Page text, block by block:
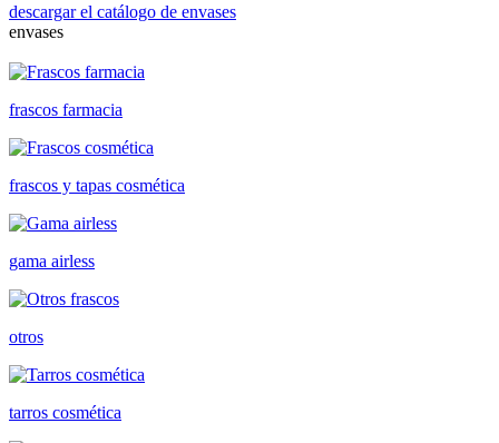
descargar el catálogo de envases
envases
frascos farmacia
frascos y tapas cosmética
gama airless
otros
tarros cosmética